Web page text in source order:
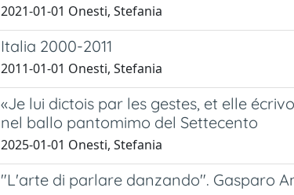
2021-01-01 Onesti, Stefania
Italia 2000-2011
2011-01-01 Onesti, Stefania
«Je lui dictois par les gestes, et elle
nel ballo pantomimo del Settecento
2025-01-01 Onesti, Stefania
"L'arte di parlare danzando". Gasparo